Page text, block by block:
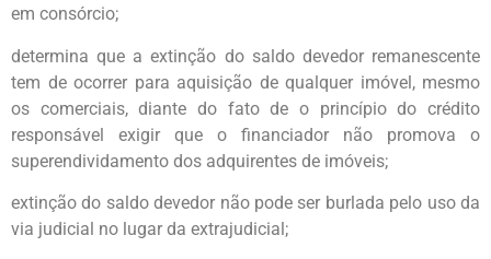
em consórcio;
determina que a extinção do saldo devedor remanescente
tem de ocorrer para aquisição de qualquer imóvel, mesmo
os comerciais, diante do fato de o princípio do crédito
responsável exigir que o financiador não promova o
superendividamento dos adquirentes de imóveis;
extinção do saldo devedor não pode ser burlada pelo uso da
via judicial no lugar da extrajudicial;